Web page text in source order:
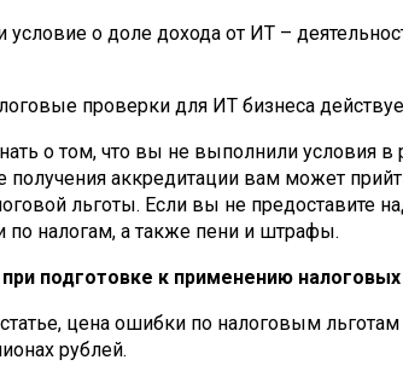
о доле дохода от ИТ –
проверки для ИТ бизнеса
о том, что вы не выполнили условия в
получения аккредитации вам может
льготы. Если вы не предоставите
по налогам, а также пени и штрафы.
подготовке к применению налоговых
цена ошибки по налоговым
рублей.